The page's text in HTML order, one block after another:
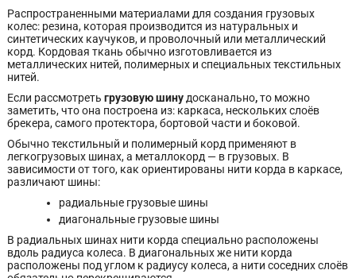
Распространенными материалами для создания грузовых
колес: резина, которая производится из натуральных и
синтетических каучуков, и проволочный или металлический
корд. Кордовая ткань обычно изготовливается из
металлических нитей, полимерных и специальных текстильных
нитей.
Если рассмотреть грузовую шину досканально,то можно
заметить, что она построена из: каркаса, нескольких слоёв
брекера, самого протектора, бортовой части и боковой.
Обычно текстильный и полимерный корд применяют в
легкогрузовых шинах, а металлокорд — в грузовых. В
зависимости от того, как ориентированы нити корда в каркасе,
различают шины:
радиальные грузовые шины
диагональные грузовые шины
В радиальных шинах нити корда специально расположены
вдоль радиуса колеса. В диагональных же нити корда
расположены под углом к радиусу колеса, а нити соседних слоёв